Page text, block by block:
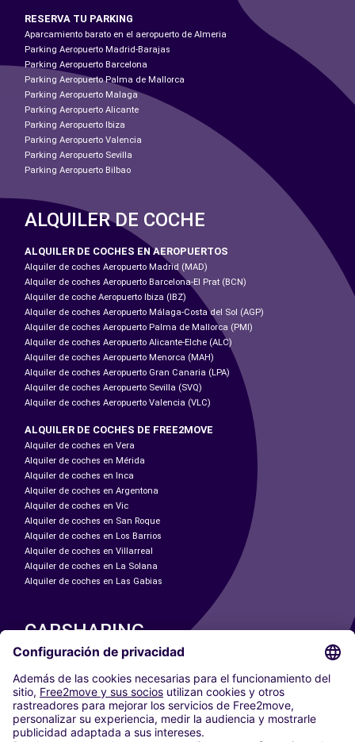
RESERVA TU PARKING
Aparcamiento barato en el aeropuerto de Almeria
Parking Aeropuerto Madrid-Barajas
Parking Aeropuerto Barcelona
Parking Aeropuerto Palma de Mallorca
Parking Aeropuerto Malaga
Parking Aeropuerto Alicante
Parking Aeropuerto Ibiza
Parking Aeropuerto Valencia
Parking Aeropuerto Sevilla
Parking Aeropuerto Bilbao
ALQUILER DE COCHE
ALQUILER DE COCHES EN AEROPUERTOS
Alquiler de coches Aeropuerto Madrid (MAD)
Alquiler de coches Aeropuerto Barcelona-El Prat (BCN)
Alquiler de coche Aeropuerto Ibiza (IBZ)
Alquiler de coches Aeropuerto Málaga-Costa del Sol (AGP)
Alquiler de coches Aeropuerto Palma de Mallorca (PMI)
Alquiler de coches Aeropuerto Alicante-Elche (ALC)
Alquiler de coches Aeropuerto Menorca (MAH)
Alquiler de coches Aeropuerto Gran Canaria (LPA)
Alquiler de coches Aeropuerto Sevilla (SVQ)
Alquiler de coches Aeropuerto Valencia (VLC)
ALQUILER DE COCHES DE FREE2MOVE
Alquiler de coches en Vera
Alquiler de coches en Mérida
Alquiler de coches en Inca
Alquiler de coches en Argentona
Alquiler de coches en Vic
Alquiler de coches en San Roque
Alquiler de coches en Los Barrios
Alquiler de coches en Villarreal
Alquiler de coches en La Solana
Alquiler de coches en Las Gabias
CARSHARING
NUESTRAS CIUDADES
Paris
Madrid
Washington DC
Milán
Roma